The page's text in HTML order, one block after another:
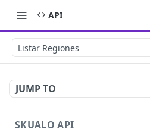
API
Listar Regiones
JUMP TO
SKUALO API